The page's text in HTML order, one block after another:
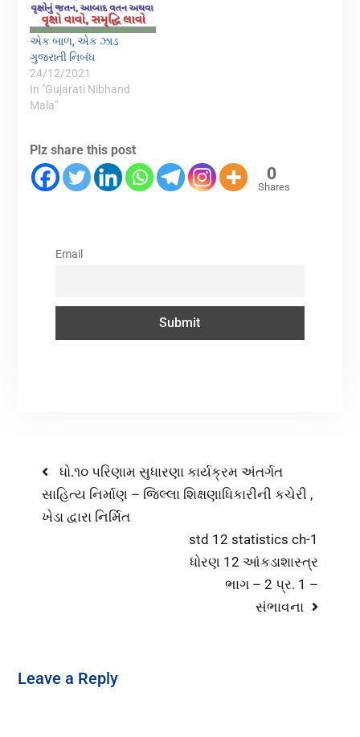
એક બાળ, એક ઝાડ
ગુજરાતી નિબંધ
24/12/2021
In "Gujarati Nibhand
Mala"
Plz share this post
0
Shares
Email
ધો.૧૦ પરિણામ સુધારણા કાર્યક્રમ અંતર્ગત
સાહિત્ય નિર્માણ – જિલ્લા શિક્ષણાધિકારીની કચેરી ,
ખેડા દ્વારા નિર્મિત
std 12 statistics ch-1
ધોરણ 12 આંકડાશાસ્ત્ર
ભાગ – 2 પ્ર. 1 –
સંભાવના
Leave a Reply